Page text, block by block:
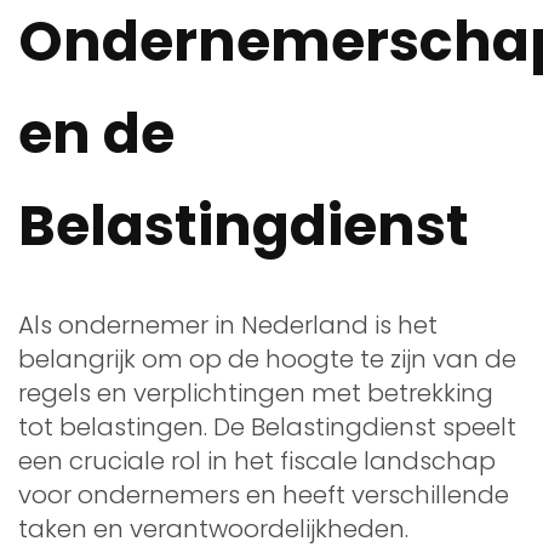
en de
Belastingdienst
Als ondernemer in Nederland is het
belangrijk om op de hoogte te zijn van de
regels en verplichtingen met betrekking
tot belastingen. De Belastingdienst speelt
een cruciale rol in het fiscale landschap
voor ondernemers en heeft verschillende
taken en verantwoordelijkheden.